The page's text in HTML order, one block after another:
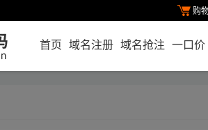
购
首页 域名注册 域名抢注 一口价